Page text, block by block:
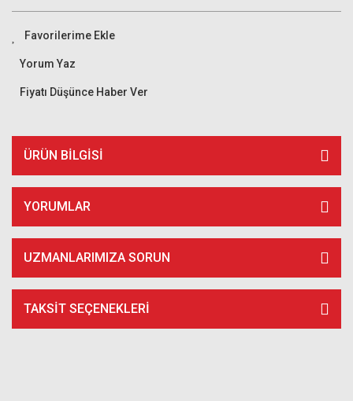
Yorum Yaz
Fiyatı Düşünce Haber Ver
ÜRÜN BILGISI
YORUMLAR
UZMANLARIMIZA SORUN
TAKSIT SEÇENEKLERI